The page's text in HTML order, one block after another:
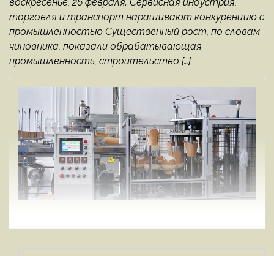
торговля и транспорт наращивают конкуренцию с
промышленностью Существенный рост, по словам
чиновника, показали обрабатывающая
промышленность, строительство […]